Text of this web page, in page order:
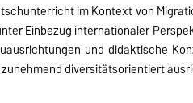
im Kontext von
Einbezug internationaler
und didaktische
diversitätsorientiert